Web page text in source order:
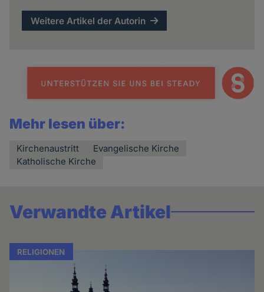
Weitere Artikel der Autorin
Mehr lesen über:
Kirchenaustritt
Evangelische Kirche
Katholische Kirche
Verwandte Artikel
RELIGIONEN